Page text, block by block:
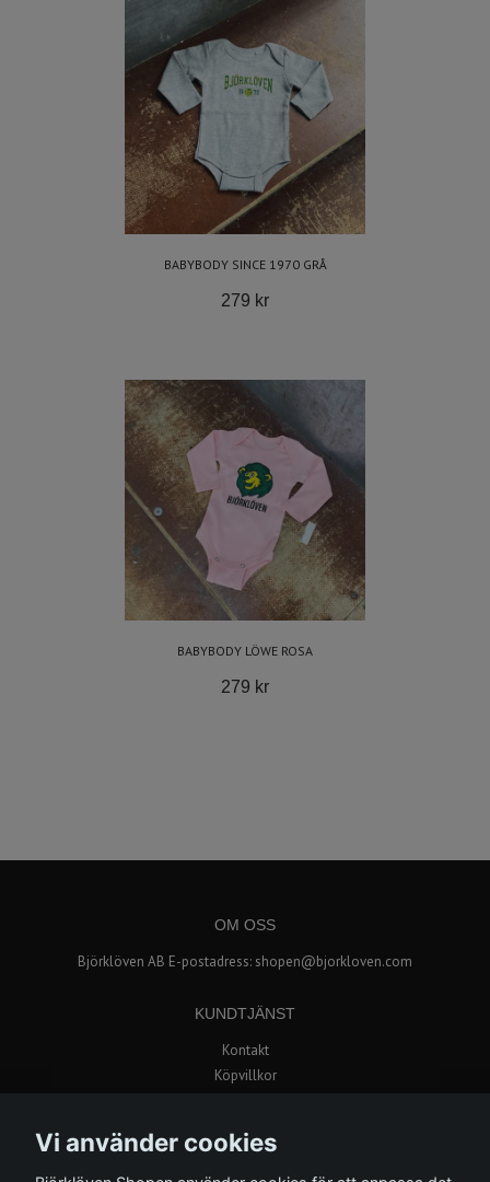
BABYBODY SINCE 1970 GRÅ
279 kr
BABYBODY LÖWE ROSA
279 kr
OM OSS
Björklöven AB E-postadress: shopen@bjorkloven.com
KUNDTJÄNST
Kontakt
Köpvillkor
Vi använder cookies